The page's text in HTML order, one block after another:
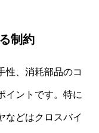
制約
性、消耗部品のコ
イントです。特に
などはクロスバイ